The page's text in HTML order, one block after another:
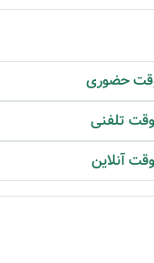
حضوری
تلفنی
آنلاین